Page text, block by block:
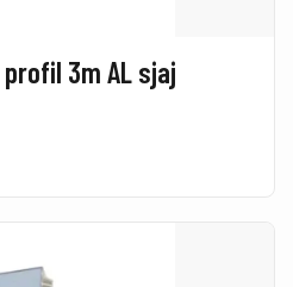
profil 3m AL sjaj